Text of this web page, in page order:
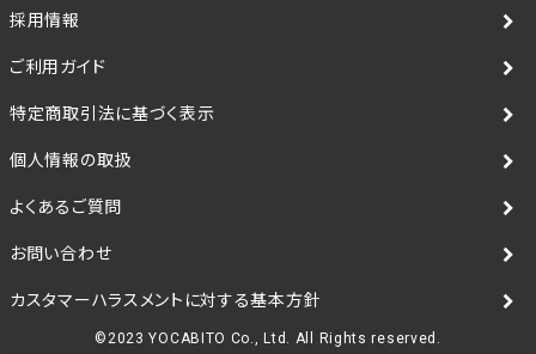
採用情報
ご利用ガイド
特定商取引法に基づく表示
個人情報の取扱
よくあるご質問
お問い合わせ
カスタマーハラスメントに対する基本方針
©2023 YOCABITO Co., Ltd. All Rights reserved.